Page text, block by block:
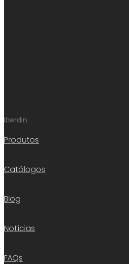
Iberdin
Produtos
Catálogos
Blog
Notícias
FAQs